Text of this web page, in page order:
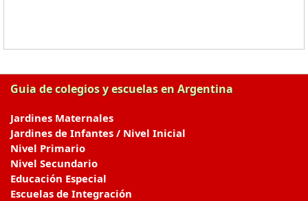
Guia de colegios y escuelas en Argentina
Jardines Maternales
Jardines de Infantes / Nivel Inicial
Nivel Primario
Nivel Secundario
Educación Especial
Escuelas de Integración